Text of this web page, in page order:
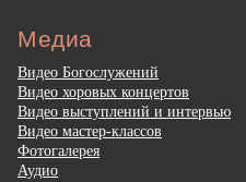
Медиа
Видео Богослужений
Видео хоровых концертов
Видео выступлений и интервью
Видео мастер-классов
Фотогалерея
Аудио